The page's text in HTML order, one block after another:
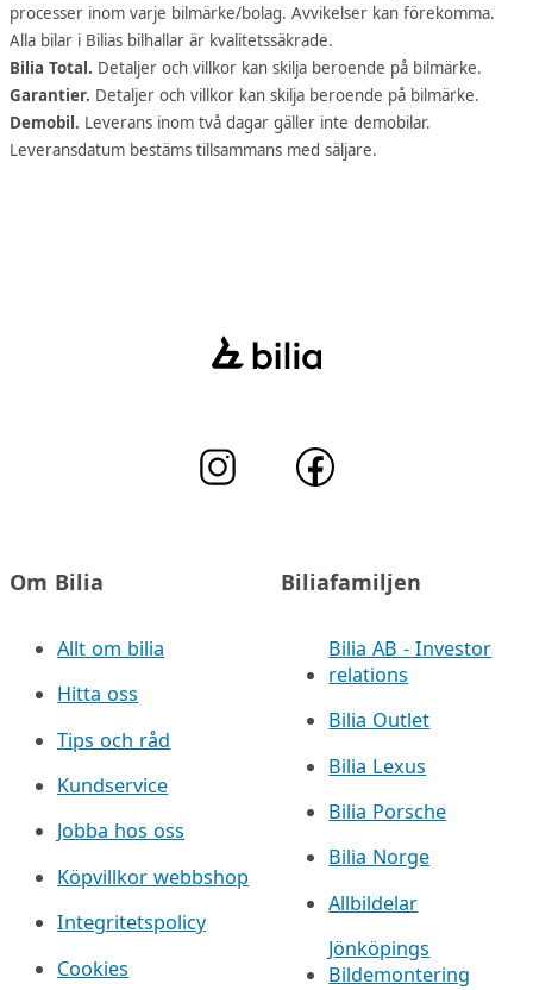
processer inom varje bilmärke/bolag. Avvikelser kan förekomma.
Alla bilar i Bilias bilhallar är kvalitetssäkrade.
Bilia Total. Detaljer och villkor kan skilja beroende på bilmärke.
Garantier. Detaljer och villkor kan skilja beroende på bilmärke.
Demobil. Leverans inom två dagar gäller inte demobilar.
Leveransdatum bestäms tillsammans med säljare.
Om Bilia
Allt om bilia
Hitta oss
Tips och råd
Kundservice
Jobba hos oss
Köpvillkor webbshop
Integritetspolicy
Cookies
Biliafamiljen
Bilia AB - Investor
relations
Bilia Outlet
Bilia Lexus
Bilia Porsche
Bilia Norge
Allbildelar
Jönköpings
Bildemontering